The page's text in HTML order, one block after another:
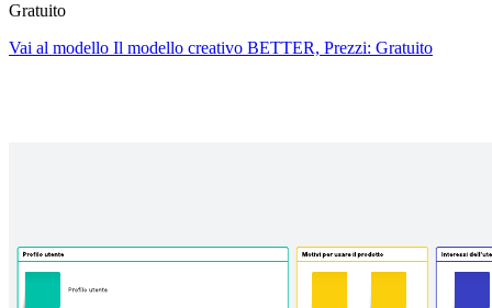
Gratuito
Vai al modello Il modello creativo BETTER, Prezzi: Gratuito